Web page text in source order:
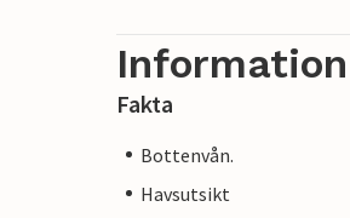
Fakta
Bottenvån.
Havsutsikt